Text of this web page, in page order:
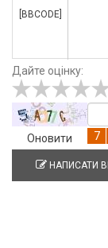
[BBCODE]
Дайте оцінку:
Оновити
НАПИСАТИ